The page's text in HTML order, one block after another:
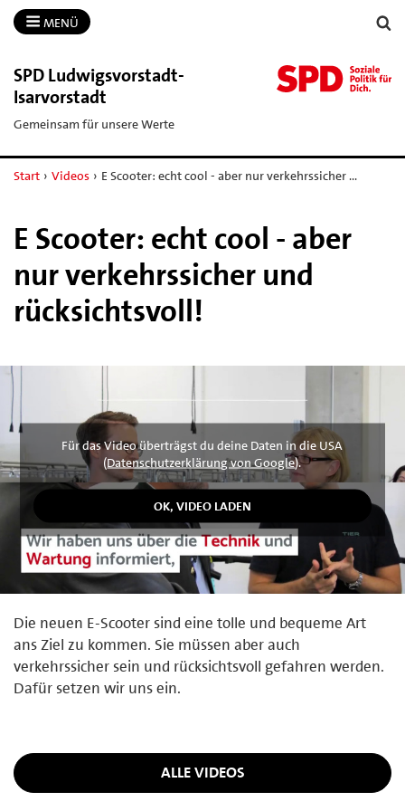
MENÜ
SPD Ludwigsvorstadt-​
Isarvorstadt
Gemeinsam für unsere Werte
Start › Videos › E Scooter: echt cool - aber nur verkehrssicher …
E Scooter: echt cool - aber
nur verkehrssicher und
rücksichtsvoll!
Für das Video überträgst du deine Daten in die USA
(Datenschutzerklärung von Google).
Die neuen E-Scooter sind eine tolle und bequeme Art
ans Ziel zu kommen. Sie müssen aber auch
verkehrssicher sein und rücksichtsvoll gefahren werden.
Dafür setzen wir uns ein.
ALLE VIDEOS